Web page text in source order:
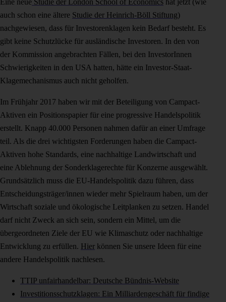
Eine neue Studie der London School of Economics hat jetzt (wie
auch schon eine ältere Studie der Heinrich-Böll Stiftung)
nachgewiesen, dass für Investorenklagen kein Bedarf besteht. Es
gibt keine Schutzlücke für ausländische Investoren. In den von
der Kommission angebrachten Fällen, bei den InvestorInnen
Schwierigkeiten in den USA hatten, hätte ein Investor-Staat-
Klagemechanismus auch nicht geholfen.
Im Frühjahr 2017 haben wir mit der Beteiligung von Campact-
Aktiven ein Positionspapier für eine progressive Handelspolitik
erstellt. Knapp 40.000 Personen nahmen dafür an einer Umfrage
teil. Als die drei wichtigsten Forderungen haben die Campact-
Aktiven hohe Standards, eine nachhaltige Landwirtschaft und
eine Ablehnung der Sonderklagerechte für Konzerne ausgewählt.
Grundsätzlich muss die EU-Handelspolitik dazu führen, dass
Entscheidungsträger/innen wieder mehr Spielraum haben, um der
Wirtschaft soziale und ökologische Leitplanken zu setzen. Handel
darf nicht Zweck an sich sein, sondern ein Mittel, um die
übergeordneten Ziele der EU wie Klimaschutz oder nachhaltige
Entwicklung zu erfüllen. Hier können Sie unsere Ideen für eine
andere Handelspolitik nachlesen.
TTIP unfairhandelbar: Deutsche Bündnis-Website
Investitionsschutzklagen: Ein Milliardengeschäft für findige